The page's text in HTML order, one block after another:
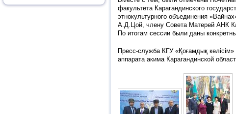
факультета Карагандинского
этнокультурного объединения
А.Д.Цой, члену Совета Матерей АНК
По итогам сессии были даны
Пресс-служба КГУ «Қоғамдық келісім»
аппарата акима Карагандинской